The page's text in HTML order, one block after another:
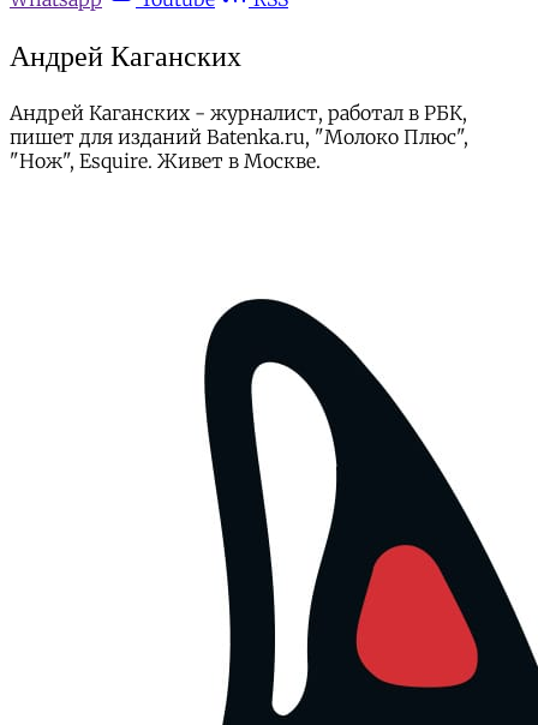
Андрей Каганских
Андрей Каганских - журналист, работал в РБК,
пишет для изданий Batenka.ru, "Молоко Плюс",
"Нож", Esquire. Живет в Москве.